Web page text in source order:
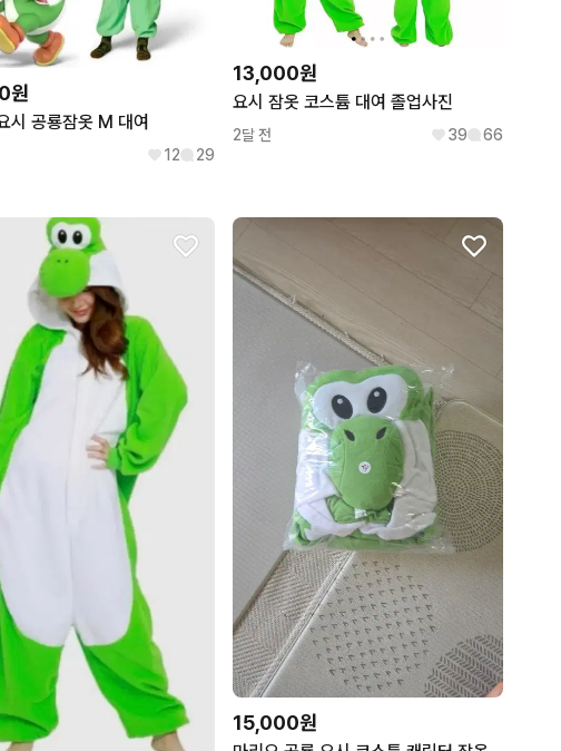
원
시 공룡잠옷 M 대여
12 29
13,000원
요시 잠옷 코스튬 대여 졸업사진
2달 전 39 66
15,000원